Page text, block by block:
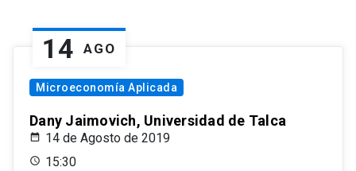
14 AGO
Microeconomía Aplicada
Dany Jaimovich, Universidad de Talca
14 de Agosto de 2019
15:30